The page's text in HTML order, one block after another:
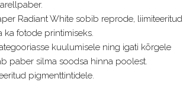
Radiant White sobib reprode, liimiteeritud
ka fotode printimiseks.
kuulumisele ning igati kõrgele
paber silma soodsa hinna poolest.
pigmenttintidele.